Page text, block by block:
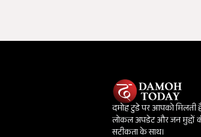
दमोह टुडे पर आपको मिलती
लोकल अपडेट और जन मुद्दों
सटीकता के साथ।